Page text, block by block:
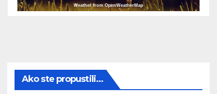
Weather from OpenWeatherMap
Ako ste propustili...